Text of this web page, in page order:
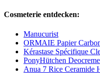
Cosmeterie entdecken:
Manucurist
ORMAIE Papier
Kérastase Spécifique
PonyHütchen
Anua 7 Rice Ceramide